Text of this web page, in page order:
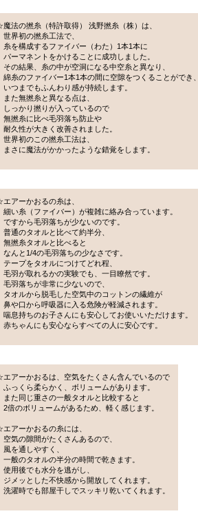
法の撚糸（特許取得） 浅野撚糸（株）は、
世界初の撚糸工法で、
糸を構成するファイバー（わた）1本1本に
パーマネントをかけることに成功しました。
その結果、糸の中が空洞になる中空糸と異なり、
綿糸のファイバー1本1本の間に空隙をつくることができ、
いつまでもふんわり感が持続します。
また無撚糸と異なる点は、
しっかり撚りが入っているので
無撚糸に比べ毛羽落ち防止や
耐久性が大きく改善されました。
世界初のこの撚糸工法は、
まさに魔法がかかったような錯覚をします。
アーかおるの糸は、
細い糸（ファイバー）が複雑に絡み合っています。
ですから毛羽落ちが少ないのです。
普通のタオルと比べて約半分、
無撚糸タオルと比べると
なんと1/4の毛羽落ちの少なさです。
テープをタオルにつけてどれ程、
毛羽が取れるかの実験でも、一目瞭然です。
毛羽落ちが非常に少ないので、
タオルから脱毛した空気中のコットンの繊維が
鼻や口から呼吸器に入る危険が軽減されます。
喘息持ちのお子さんにも安心してお使いいただけます。
赤ちゃんにも安心ならすべての人に安心です。
アーかおるは、空気をたくさん含んでいるので
ふっくら柔らかく、ボリュームがあります。
また同じ重さの一般タオルと比較すると
2倍のボリュームがあるため、軽く感じます。
アーかおるの糸には、
空気の隙間がたくさんあるので、
風を通しやすく、
一般のタオルの半分の時間で乾きます。
使用後でも水分を逃がし、
ジメッとした不快感から開放してくれます。
洗濯時でも部屋干しでスッキリ乾いてくれます。